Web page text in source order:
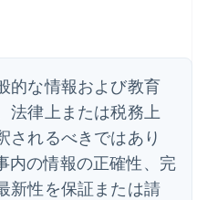
的な情報および教育
法律上または税務上
されるべきではあり
内の情報の正確性、完
新性を保証または請